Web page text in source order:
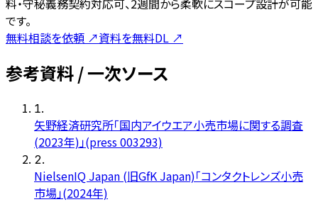
料・守秘義務契約対応可、2週間から柔軟にスコープ設計が可能
です。
無料相談を依頼 ↗資料を無料DL ↗
参考資料 / 一次ソース
1.
矢野経済研究所「国内アイウエア小売市場に関する調査
(2023年)」(press 003293)
2.
NielsenIQ Japan (旧GfK Japan)「コンタクトレンズ小売
市場」(2024年)